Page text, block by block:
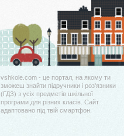
vshkole.com - це портал, на якому ти
зможеш знайти підручники і роз'язники
(ГДЗ) з усіх предметів шкільної
програми для різних класів. Сайт
адаптовано під твій смартфон.